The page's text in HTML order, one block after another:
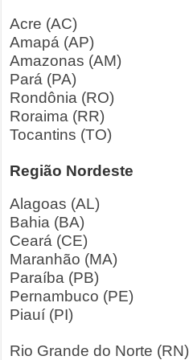
Acre (AC)
Amapá (AP)
Amazonas (AM)
Pará (PA)
Rondônia (RO)
Roraima (RR)
Tocantins (TO)
Região Nordeste
Alagoas (AL)
Bahia (BA)
Ceará (CE)
Maranhão (MA)
Paraíba (PB)
Pernambuco (PE)
Piauí (PI)
Rio Grande do Norte (RN)